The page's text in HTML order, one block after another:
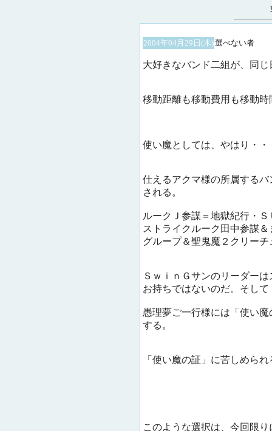
2004年04月29日(木)選べない者
大好きなバンド二組が、同
移動距離も移動費用も移動
使い魔としては、やはり・
仕えるアクマ様の所属する
される。
ルークＪ参謀＝地獄紀行・Ｓ
ストライクルーク田中参謀
グループ＆聖鬼魔２クリーチ
ＳｗｉｎＧサンのリーダー
お持ちではないのだ。そして
愚理夢ご一行様には「使い
する。
「使い魔の証」に苦しめら
このような選択は、今回限